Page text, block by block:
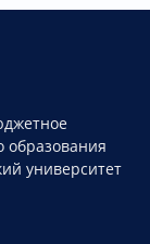
образования
университет